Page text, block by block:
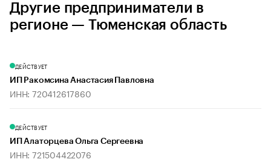
Другие предприниматели в
регионе — Тюменская область
ДЕЙСТВУЕТ
ИП Ракомсина Анастасия Павловна
ИНН: 720412617860
ДЕЙСТВУЕТ
ИП Алаторцева Ольга Сергеевна
ИНН: 721504422076